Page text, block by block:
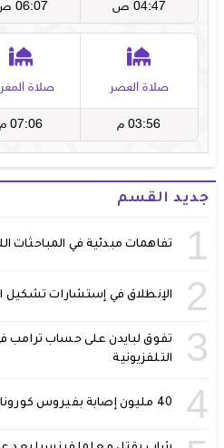
جديد القسم
1 تفاهمات مبدئية في المباحثات
2 الإنطلاق في إستشارات تشكيل
3
تفوق لبايدن على حساب ترامب
التلفزيونية
4 40 مليون إصابة بفيروس كورونا على مستوى العالم